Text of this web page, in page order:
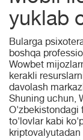
yuklab
Bularga
boshqa
Wowbet
kerakli
davolash
Shuning uchun,
O'zbekistondagi
to'lovlar kabi